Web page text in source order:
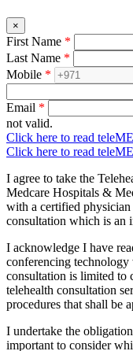
×
First Name *
Last Name *
Mobile *
Email *
not valid.
Click here to read
Click here to read
I agree to take the
Medcare Hospitals &
with a certified
consultation which is an
I acknowledge I have
conferencing
consultation is limited to
telehealth consultation
procedures that shall be
I undertake the
important to consider